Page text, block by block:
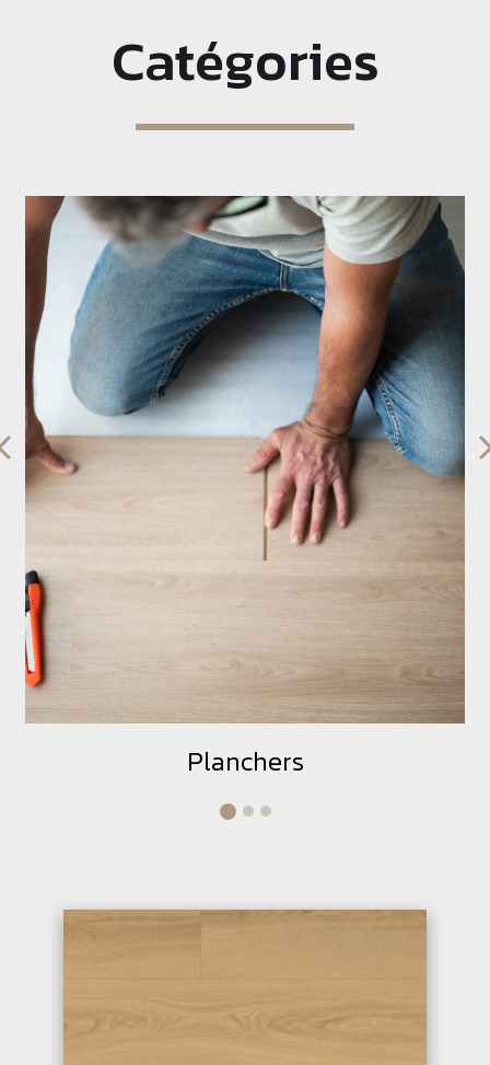
Catégories
Planchers